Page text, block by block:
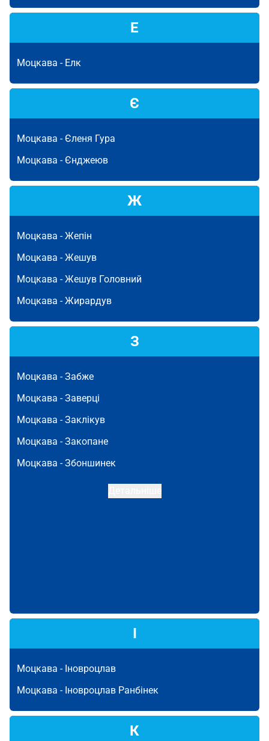
Е
Моцкава - Елк
Є
Моцкава - Єленя Гура
Моцкава - Єнджеюв
Ж
Моцкава -Жепін
Моцкава -Жешув
Моцкава -Жешув Головний
Моцкава -Жирардув
З
Моцкава -Забже
Моцкава -Заверці
Моцкава -Заклікув
Моцкава -Закопане
Моцкава -Збоншинек
І
Моцкава - Іновроцлав
Моцкава - Іновроцлав Ранбінек
К